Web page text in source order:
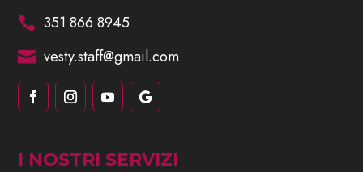
 351 866 8945
 vesty.staff@gmail.com
I NOSTRI SERVIZI